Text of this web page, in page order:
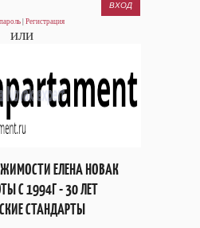
Регистрация
или
ЕЛЕНА НОВАК
С 1994Г - 30 ЛЕТ
СТАНДАРТЫ